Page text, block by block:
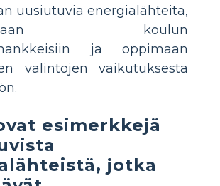
uusiutuvia energialähteitä,
koulun
ja oppimaan
valintojen vaikutuksesta
esimerkkejä
jotka